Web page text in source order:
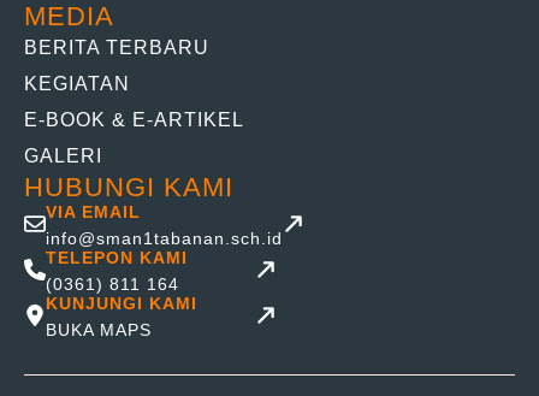
MEDIA
BERITA TERBARU
KEGIATAN
E-BOOK & E-ARTIKEL
GALERI
HUBUNGI KAMI
VIA EMAIL
info@sman1tabanan.sch.id
TELEPON KAMI
(0361) 811 164
KUNJUNGI KAMI
BUKA MAPS